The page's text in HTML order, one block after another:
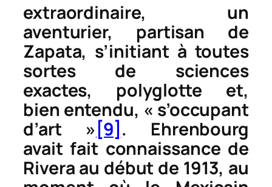
extraordinaire, un
aventurier, partisan de
Zapata, s’initiant à toutes
sortes de sciences
exactes, polyglotte et,
bien entendu, « s’occupant
d’art » [9] . Ehrenbourg
avait fait connaissance de
Rivera au début de 1913, au